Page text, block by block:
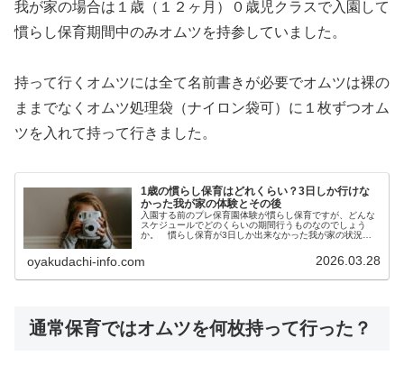
我が家の場合は１歳（１２ヶ月）０歳児クラスで入園して
慣らし保育期間中のみオムツを持参していました。
持って行くオムツには全て名前書きが必要でオムツは裸の
ままでなくオムツ処理袋（ナイロン袋可）に１枚ずつオム
ツを入れて持って行きました。
1歳の慣らし保育はどれくらい？3日しか行けな
かった我が家の体験とその後
入園する前のプレ保育園体験が慣らし保育ですが、どんな
スケジュールでどのくらいの期間行うものなのでしょう
か。 慣らし保育が3日しか出来なかった我が家の状況と
oyakudachi-info.com 2026.03.28
通常保育ではオムツを何枚持って行った？